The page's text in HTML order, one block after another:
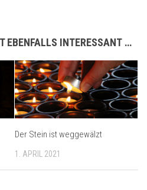
EBENFALLS INTERESSANT …
Der Stein ist weggewälzt
1. APRIL 2021